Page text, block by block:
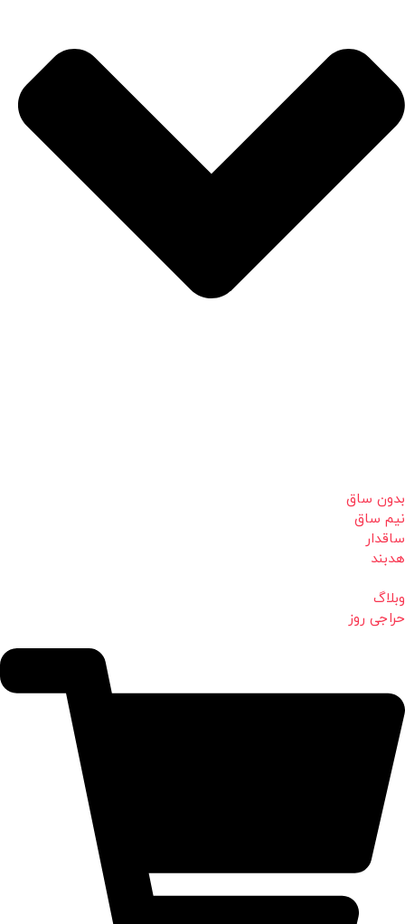
بدون ساق
نیم ساق
ساقدار
هدبند
وبلاگ
حراجی روز